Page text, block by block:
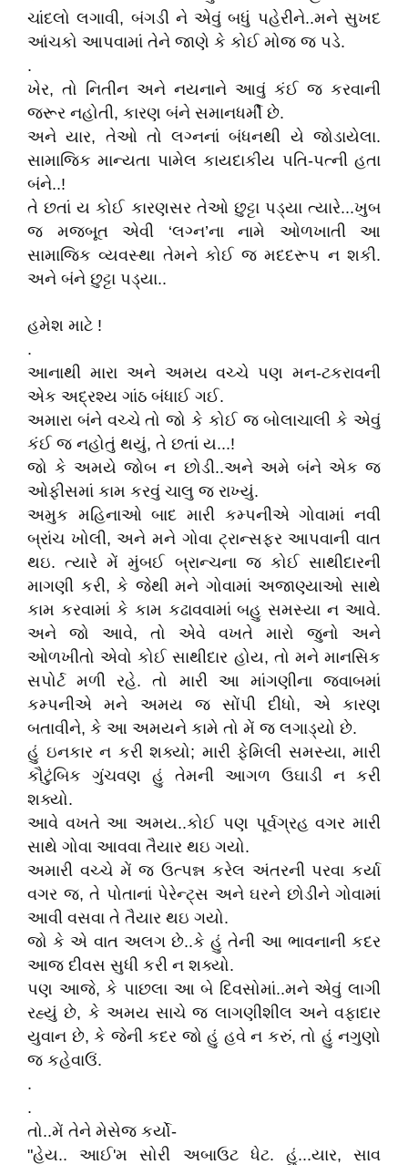
ચાંદલો લગાવી, બંગડી ને એવું બધું પહેરીને..મને સુખદ
આંચકો આપવામાં તેને જાણે કે કોઈ મોજ જ પડે.
.
ખેર, તો નિતીન અને નયનાને આવું કંઈ જ કરવાની
જરૂર નહોતી, કારણ બંને સમાનધર્મી છે.
અને યાર, તેઓ તો લગ્નનાં બંધનથી યે જોડાયેલા.
સામાજિક માન્યતા પામેલ કાયદાકીય પતિ-પત્ની હતા
બંને..!
તે છતાં ય કોઈ કારણસર તેઓ છુટ્ટા પડ્યા ત્યારે...ખુબ
જ મજ્બૂત એવી ‘લગ્ન’ના નામે ઓળખાતી આ
સામાજિક વ્યવસ્થા તેમને કોઈ જ મદદરૂપ ન શકી.
અને બંને છુટ્ટા પડ્યા..
હમેશ માટે !
.
આનાથી મારા અને અમય વચ્ચે પણ મન-ટકરાવની
એક અદ્રશ્ય ગાંઠ બંધાઈ ગઈ.
અમારા બંને વચ્ચે તો જો કે કોઈ જ બોલાચાલી કે એવું
કંઈ જ નહોતું થયું, તે છતાં ય...!
જો કે અમયે જોબ ન છોડી..અને અમે બંને એક જ
ઓફીસમાં કામ કરવું ચાલુ જ રાખ્યું.
અમુક મહિનાઓ બાદ મારી કમ્પનીએ ગોવામાં નવી
બ્રાંચ ખોલી, અને મને ગોવા ટ્રાન્સફર આપવાની વાત
થઇ. ત્યારે મેં મુંબઈ બ્રાન્ચના જ કોઈ સાથીદારની
માગણી કરી, કે જેથી મને ગોવામાં અજાણ્યાઓ સાથે
કામ કરવામાં કે કામ કઢાવવામાં બહુ સમસ્યા ન આવે.
અને જો આવે, તો એવે વખતે મારો જુનો અને
ઓળખીતો એવો કોઈ સાથીદાર હોય, તો મને માનસિક
સપોર્ટ મળી રહે. તો મારી આ માંગણીના જવાબમાં
કમ્પનીએ મને અમય જ સોંપી દીધો, એ કારણ
બતાવીને, કે આ અમયને કામે તો મેં જ લગાડ્યો છે.
હું ઇનકાર ન કરી શક્યો; મારી ફેમિલી સમસ્યા, મારી
કૌટુંબિક ગુંચવણ હું તેમની આગળ ઉઘાડી ન કરી
શક્યો.
આવે વખતે આ અમય..કોઈ પણ પૂર્વગ્રહ વગર મારી
સાથે ગોવા આવવા તૈયાર થઇ ગયો.
અમારી વચ્ચે મેં જ ઉત્પન્ન કરેલ અંતરની પરવા કર્યા
વગર જ, તે પોતાનાં પેરેન્ટ્સ અને ઘરને છોડીને ગોવામાં
આવી વસવા તે તૈયાર થઇ ગયો.
જો કે એ વાત અલગ છે..કે હું તેની આ ભાવનાની કદર
આજ દીવસ સુધી કરી ન શક્યો.
પણ આજે, કે પાછલા આ બે દિવસોમાં..મને એવું લાગી
રહ્યું છે, કે અમય સાચે જ લાગણીશીલ અને વફાદાર
યુવાન છે, કે જેની કદર જો હું હવે ન કરું, તો હું નગુણો
જ કહેવાઉં.
.
.
તો..મેં તેને મેસેજ કર્યો-
"હેય.. આઈ'મ સોરી અબાઉટ ધેટ. હું...યાર, સાવ